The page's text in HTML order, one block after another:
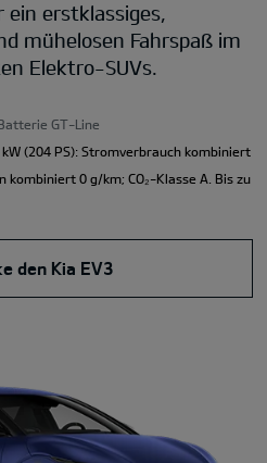
ein erstklassiges,
mühelosen Fahrspaß im
Elektro-SUVs.
GT-Line
(204 PS): Stromverbrauch kombiniert
kombiniert 0 g/km; CO₂-Klasse A. Bis zu
den Kia EV3